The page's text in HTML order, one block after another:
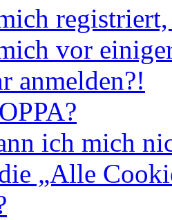
vor
anmelden?!
ich mich
„Alle